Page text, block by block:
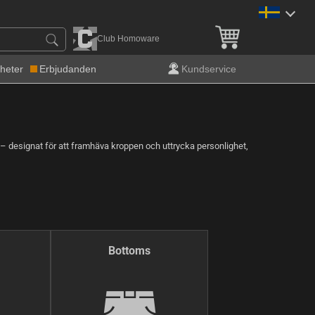
Fri frakt över 900 kr!
Club Homoware
Erbjudanden Kundservice
designat för att framhäva kroppen och uttrycka personlighet,
Bottoms